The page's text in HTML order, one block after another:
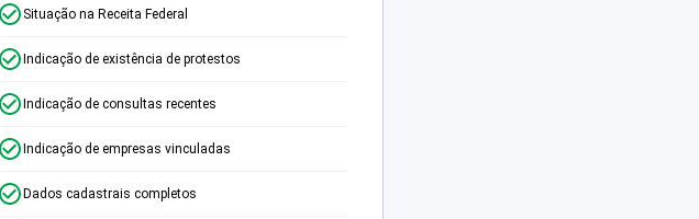
Situação na Receita Federal
Indicação de existência de protestos
Indicação de consultas recentes
Indicação de empresas vinculadas
Dados cadastrais completos